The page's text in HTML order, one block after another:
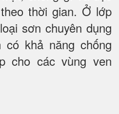
thời gian. Ở lớp
sơn chuyên dụng
khả năng chống
cho các vùng ven